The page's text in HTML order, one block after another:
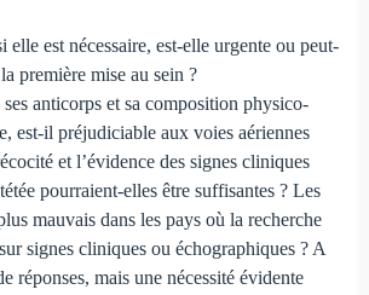
est nécessaire, est-elle urgente ou peut-
première mise au sein ?
anticorps et sa composition physico-
est-il préjudiciable aux voies aériennes
et l’évidence des si­gnes cliniques
pourraient-elles être suffisantes ? Les
mauvais dans les pays où la recherche
signes cliniques ou échographiques ? A
réponses, mais une nécessité évidente